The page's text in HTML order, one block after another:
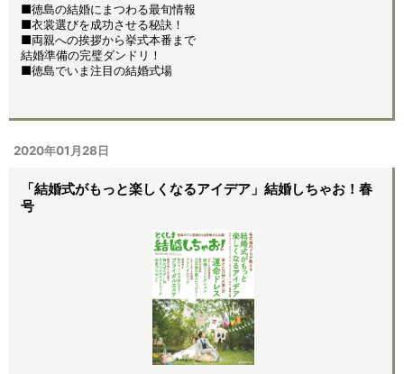
■徳島の結婚にまつわる最旬情報
■衣裳選びを成功させる秘訣！
■両親への挨拶から挙式本番まで
結婚準備の完璧ダンドリ！
■徳島でいま注目の結婚式場
2020年01月28日
「結婚式がもっと楽しくなるアイデア」結婚しちゃお！春
号